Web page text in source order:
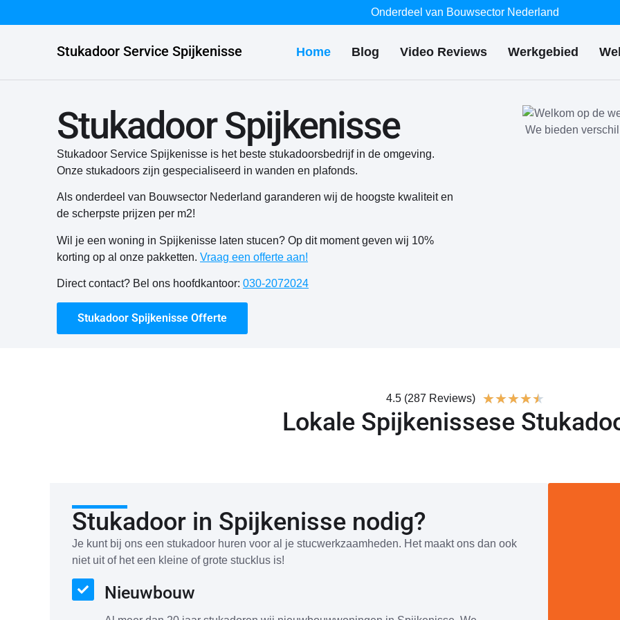
Onderdeel van Bouwsector Nederland
Stukadoor Service Spijkenisse Home Blog Video Reviews Werkgebied
Stukadoor Spijkenisse
Stukadoor Service Spijkenisse is het beste stukadoorsbedrijf in de omgeving.
Onze stukadoors zijn gespecialiseerd in wanden en plafonds.
Als onderdeel van Bouwsector Nederland garanderen wij de hoogste kwaliteit en
de scherpste prijzen per m2!
Wil je een woning in Spijkenisse laten stucen? Op dit moment geven wij 10%
korting op al onze pakketten. Vraag een offerte aan!
Direct contact? Bel ons hoofdkantoor: 030-2072024
Stukadoor Spijkenisse Offerte
4.5 (287 Reviews) ★★★★★
Lokale Spijkenissese
Stukadoor in Spijkenisse nodig?
Je kunt bij ons een stukadoor huren voor al je stucwerkzaamheden. Het maakt ons dan ook
niet uit of het een kleine of grote stucklus is!
Nieuwbouw